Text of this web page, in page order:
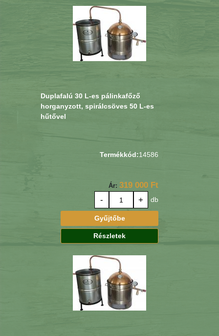
Duplafalú 30 L-es pálinkafőző
horganyzott, spirálcsöves 50 L-es
hűtővel
Termékkód:14586
Ár: 319 000 Ft
-
+ db
Gyűjtőbe
Részletek